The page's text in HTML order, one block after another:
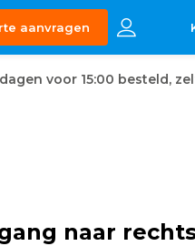
aanvragen
voor 15:00 besteld,
naar